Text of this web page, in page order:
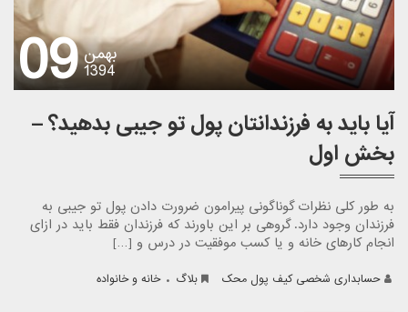
09بهمن
1394
آیا باید به فرزندانتان پول تو جیبی بدهید؟ –
بخش اول
به طور کلی نظرات گوناگونی پیرامون ضرورت دادن پول تو جیبی به
فرزندان وجود دارد. گروهی بر این باورند که فرزندان فقط باید در ازای
انجام کارهای خانه و یا کسب موفقیت در درس و […]
حسابداری شخصی کیف پول محک بلاگ . خانه و خانواده